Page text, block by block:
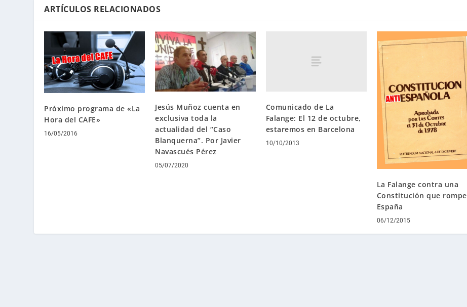
j
o
p
a
a
m
e
t
ARTÍCULOS RELACIONADOS
Próximo programa de «La
Hora del CAFE»
16/05/2016
Jesús Muñoz cuenta en
exclusiva toda la
actualidad del “Caso
Blanquerna”. Por Javier
Navascués Pérez
05/07/2020
Comunicado de La
Falange: El 12 de octubre,
estaremos en Barcelona
10/10/2013
La Falange contra una
Constitución que rompe
España
06/12/2015